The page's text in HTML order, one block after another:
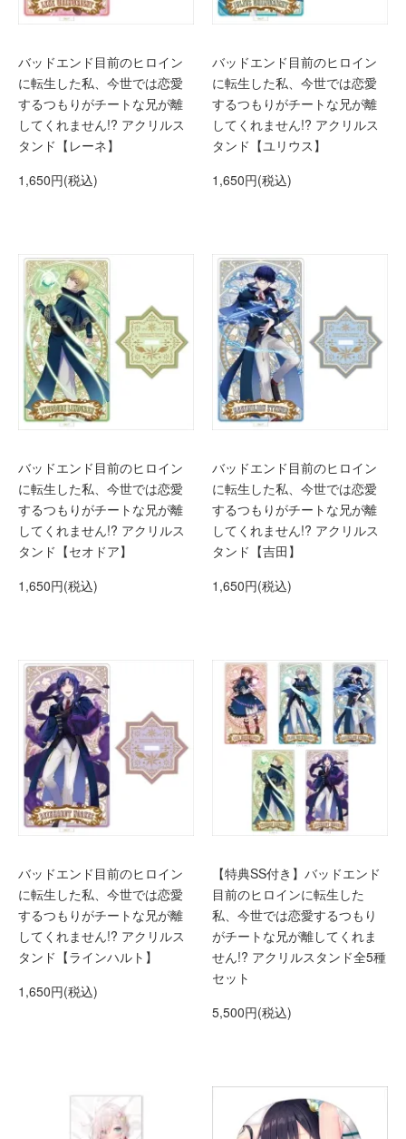
バッドエンド目前のヒロイン
に転生した私、今世では恋愛
するつもりがチートな兄が離
してくれません!? アクリルス
タンド【レーネ】
1,650円(税込)
バッドエンド目前のヒロイン
に転生した私、今世では恋愛
するつもりがチートな兄が離
してくれません!? アクリルス
タンド【ユリウス】
1,650円(税込)
バッドエンド目前のヒロイン
に転生した私、今世では恋愛
するつもりがチートな兄が離
してくれません!? アクリルス
タンド【セオドア】
1,650円(税込)
バッドエンド目前のヒロイン
に転生した私、今世では恋愛
するつもりがチートな兄が離
してくれません!? アクリルス
タンド【吉田】
1,650円(税込)
バッドエンド目前のヒロイン
に転生した私、今世では恋愛
するつもりがチートな兄が離
してくれません!? アクリルス
タンド【ラインハルト】
1,650円(税込)
【特典SS付き】バッドエンド
目前のヒロインに転生した
私、今世では恋愛するつもり
がチートな兄が離してくれま
せん!? アクリルスタンド全5種
セット
5,500円(税込)